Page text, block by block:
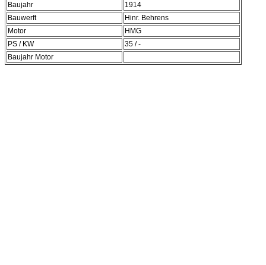
Baujahr
1914
Bauwerft
Hinr. Behrens
Motor
HMG
PS / KW
35 / -
Baujahr Motor